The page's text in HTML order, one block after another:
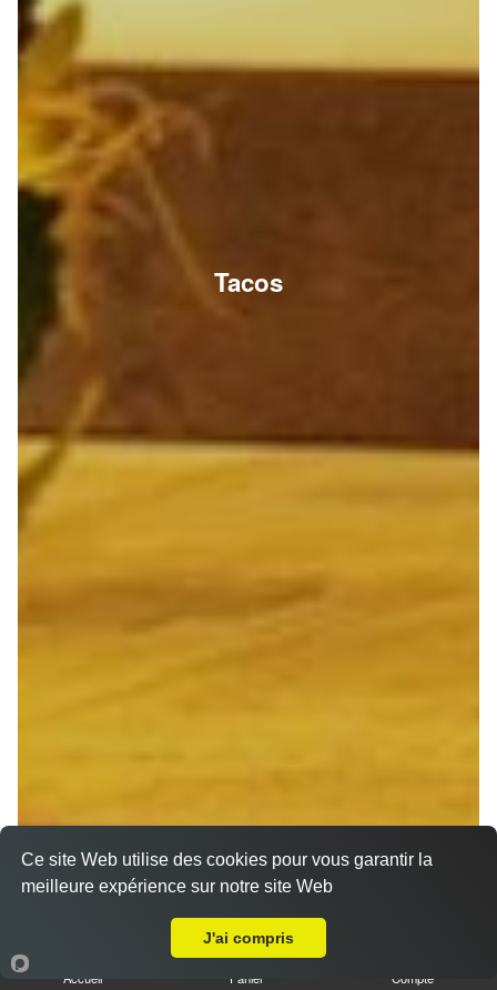
Tacos
Accueil Panier Compte
Ce site Web utilise des cookies pour vous garantir la
meilleure expérience sur notre site Web
J'ai compris